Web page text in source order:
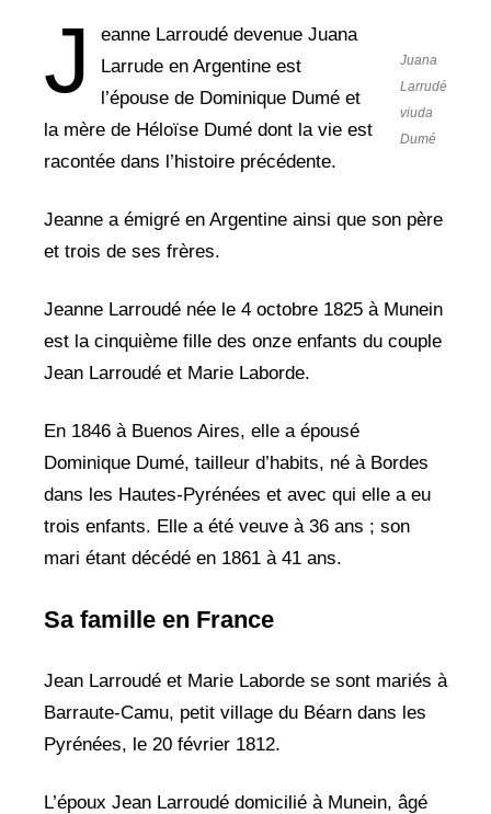
Juana
Larrudé
viuda
Dumé
J
eanne Larroudé devenue Juana
Larrude en Argentine est
l’épouse de Dominique Dumé et
la mère de Héloïse Dumé dont la vie est
racontée dans l’histoire précédente.
Jeanne a émigré en Argentine ainsi que son père
et trois de ses frères.
Jeanne Larroudé née le 4 octobre 1825 à Munein
est la cinquième fille des onze enfants du couple
Jean Larroudé et Marie Laborde.
En 1846 à Buenos Aires, elle a épousé
Dominique Dumé, tailleur d’habits, né à Bordes
dans les Hautes-Pyrénées et avec qui elle a eu
trois enfants. Elle a été veuve à 36 ans ; son
mari étant décédé en 1861 à 41 ans.
Sa famille en France
Jean Larroudé et Marie Laborde se sont mariés à
Barraute-Camu, petit village du Béarn dans les
Pyrénées, le 20 février 1812.
L’époux Jean Larroudé domicilié à Munein, âgé